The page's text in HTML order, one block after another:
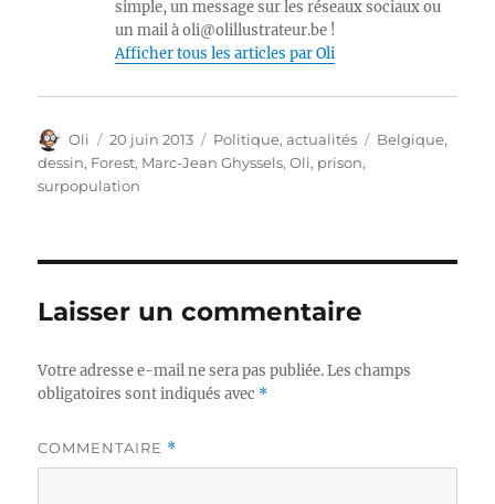
simple, un message sur les réseaux sociaux ou
un mail à oli@olillustrateur.be !
Afficher tous les articles par Oli
Auteur
Oli
Publié
le
20 juin 2013 Catégories
Politique, actualités Étiquettes
Belgique,
dessin, Forest, Marc-Jean Ghyssels,Oli, prison,
surpopulation
Laisser un commentaire
Votre adresse e-mail ne sera pas publiée. Les champs
obligatoires sont indiqués avec *
COMMENTAIRE *